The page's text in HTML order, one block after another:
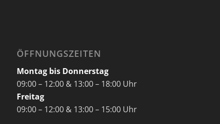
ÖFFNUNGSZEITEN
Montag bis Donnerstag
09:00 – 12:00 & 13:00 – 18:00 Uhr
Freitag
09:00 – 12:00 & 13:00 – 15:00 Uhr